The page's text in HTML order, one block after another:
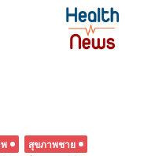
สุขภาพชาย